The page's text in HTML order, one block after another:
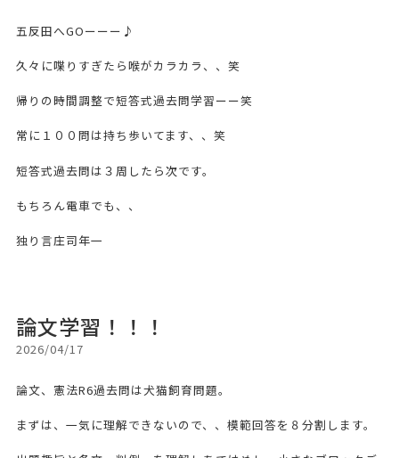
五反田へGOーーー♪
久々に喋りすぎたら喉がカラカラ、、笑
帰りの時間調整で短答式過去問学習ーー笑
常に１００問は持ち歩いてます、、笑
短答式過去問は３周したら次です。
もちろん電車でも、、
独り言庄司年一
論文学習！！！
2026/04/17
論文、憲法R6過去問は犬猫飼育問題。
まずは、一気に理解できないので、、模範回答を８分割します。